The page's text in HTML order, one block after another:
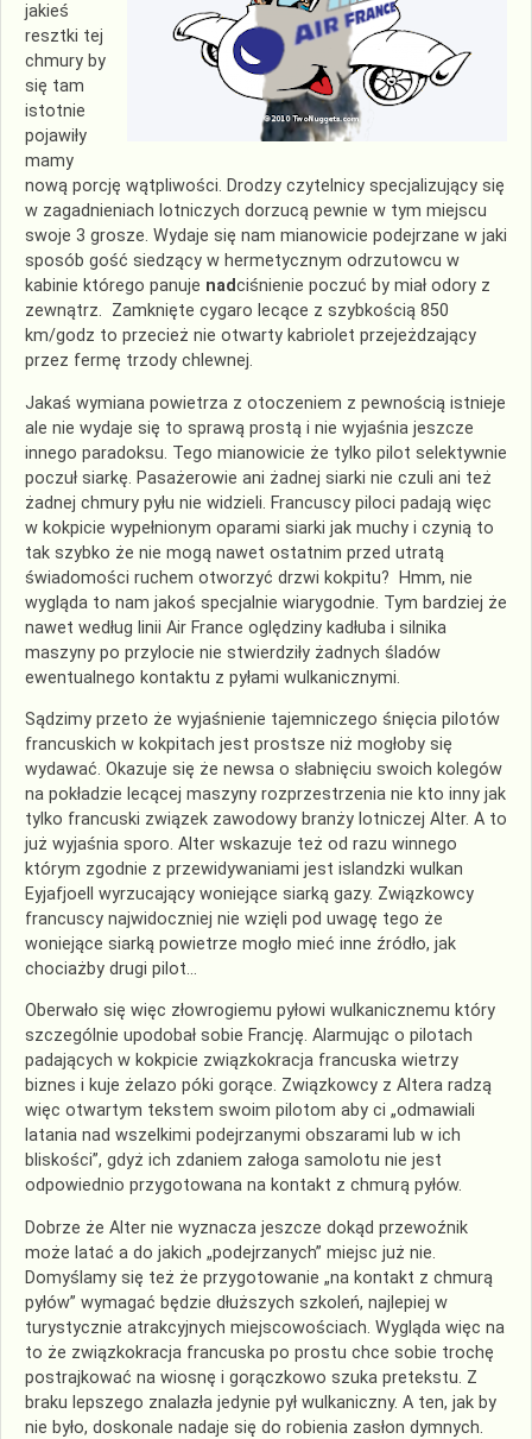
jakieś
resztki tej
chmury by
się tam
istotnie
pojawiły
mamy
nową porcję wątpliwości. Drodzy czytelnicy specjalizujący się
w zagadnieniach lotniczych dorzucą pewnie w tym miejscu
swoje 3 grosze. Wydaje się nam mianowicie podejrzane w jaki
sposób gość siedzący w hermetycznym odrzutowcu w
kabinie którego panuje nadciśnienie poczuć by miał odory z
zewnątrz. Zamknięte cygaro lecące z szybkością 850
km/godz to przecież nie otwarty kabriolet przejeżdzający
przez fermę trzody chlewnej.
Jakaś wymiana powietrza z otoczeniem z pewnością istnieje
ale nie wydaje się to sprawą prostą i nie wyjaśnia jeszcze
innego paradoksu. Tego mianowicie że tylko pilot selektywnie
poczuł siarkę. Pasażerowie ani żadnej siarki nie czuli ani też
żadnej chmury pyłu nie widzieli. Francuscy piloci padają więc
w kokpicie wypełnionym oparami siarki jak muchy i czynią to
tak szybko że nie mogą nawet ostatnim przed utratą
świadomości ruchem otworzyć drzwi kokpitu? Hmm, nie
wygląda to nam jakoś specjalnie wiarygodnie. Tym bardziej że
nawet według linii Air France oględziny kadłuba i silnika
maszyny po przylocie nie stwierdziły żadnych śladów
ewentualnego kontaktu z pyłami wulkanicznymi.
Sądzimy przeto że wyjaśnienie tajemniczego śnięcia pilotów
francuskich w kokpitach jest prostsze niż mogłoby się
wydawać. Okazuje się że newsa o słabnięciu swoich kolegów
na pokładzie lecącej maszyny rozprzestrzenia nie kto inny jak
tylko francuski związek zawodowy branży lotniczej Alter. A to
już wyjaśnia sporo. Alter wskazuje też od razu winnego
którym zgodnie z przewidywaniami jest islandzki wulkan
Eyjafjoell wyrzucający woniejące siarką gazy. Związkowcy
francuscy najwidoczniej nie wzięli pod uwagę tego że
woniejące siarką powietrze mogło mieć inne źródło, jak
chociażby drugi pilot…
Oberwało się więc złowrogiemu pyłowi wulkanicznemu który
szczególnie upodobał sobie Francję. Alarmując o pilotach
padających w kokpicie związkokracja francuska wietrzy
biznes i kuje żelazo póki gorące. Związkowcy z Altera radzą
więc otwartym tekstem swoim pilotom aby ci „odmawiali
latania nad wszelkimi podejrzanymi obszarami lub w ich
bliskości”, gdyż ich zdaniem załoga samolotu nie jest
odpowiednio przygotowana na kontakt z chmurą pyłów.
Dobrze że Alter nie wyznacza jeszcze dokąd przewoźnik
może latać a do jakich „podejrzanych” miejsc już nie.
Domyślamy się też że przygotowanie „na kontakt z chmurą
pyłów” wymagać będzie dłuższych szkoleń, najlepiej w
turystycznie atrakcyjnych miejscowościach. Wygląda więc na
to że związkokracja francuska po prostu chce sobie trochę
postrajkować na wiosnę i gorączkowo szuka pretekstu. Z
braku lepszego znalazła jedynie pył wulkaniczny. A ten, jak by
nie było, doskonale nadaje się do robienia zasłon dymnych.